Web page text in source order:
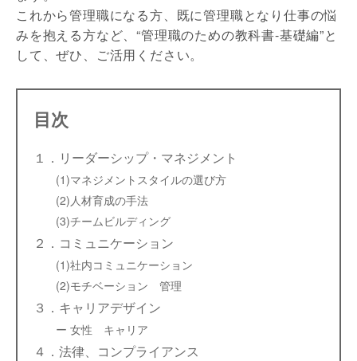
これから管理職になる方、既に管理職となり仕事の悩
みを抱える方など、“管理職のための教科書-基礎編”と
して、ぜひ、ご活用ください。
目次
１．リーダーシップ・マネジメント
(1)マネジメントスタイルの選び方
(2)人材育成の手法
(3)チームビルディング
２．コミュニケーション
(1)社内コミュニケーション
(2)モチベーション 管理
３．キャリアデザイン
ー 女性 キャリア
４．法律、コンプライアンス